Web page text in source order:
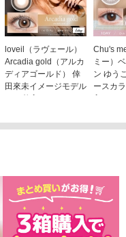
loveil（ラヴェール）
Arcadia gold（アルカ
ディアゴールド） 倖
田來未イメージモデル
（10枚入り）
Chu's
ミー）
ン ゆう
ースカ
入り）